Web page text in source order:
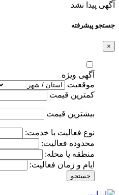
آگهی پیدا نشد
جستجو پیشرفته
×
آگهی ویژه
موقعیت
کمترین قیمت
بیشترین قیمت
نوع فعالیت یا خدمت:
محدوده فعالیت:
منطقه یا محله:
ایام و زمان فعالیت:
جستجو